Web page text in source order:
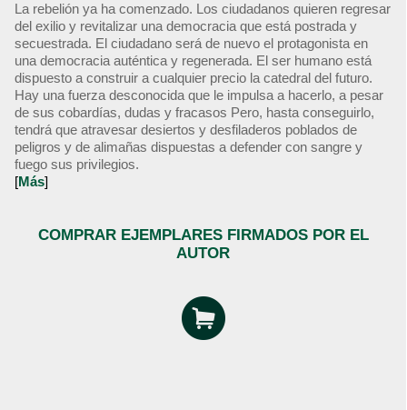
La rebelión ya ha comenzado. Los ciudadanos quieren regresar
del exilio y revitalizar una democracia que está postrada y
secuestrada. El ciudadano será de nuevo el protagonista en
una democracia auténtica y regenerada. El ser humano está
dispuesto a construir a cualquier precio la catedral del futuro.
Hay una fuerza desconocida que le impulsa a hacerlo, a pesar
de sus cobardías, dudas y fracasos Pero, hasta conseguirlo,
tendrá que atravesar desiertos y desfiladeros poblados de
peligros y de alimañas dispuestas a defender con sangre y
fuego sus privilegios.
[Más]
COMPRAR EJEMPLARES FIRMADOS POR EL
AUTOR